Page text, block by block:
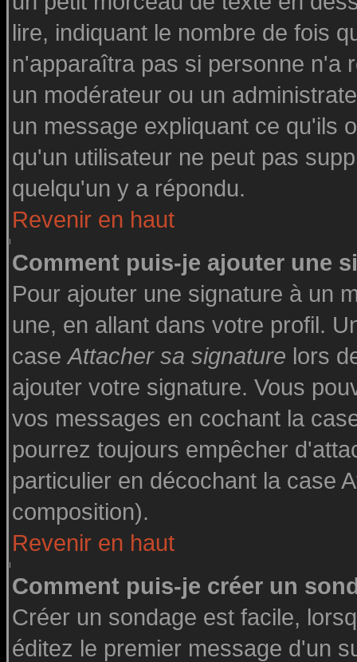
lire, indiquant le nombre de fois
n'apparaîtra pas si personne n'a
un modérateur ou un
un message expliquant ce qu'ils
qu'un utilisateur ne peut pas
quelqu'un y a répondu.
Revenir en haut
Comment puis-je ajouter une
Pour ajouter une signature à un
une, en allant dans votre profil.
caseAttacher sa signature lors
ajouter votre signature. Vous
vos messages en cochant la
pourrez toujours empêcher
particulier en décochant la case
composition).
Revenir en haut
Comment puis-je créer un
Créer un sondage est facile,
éditez le premier message d'un